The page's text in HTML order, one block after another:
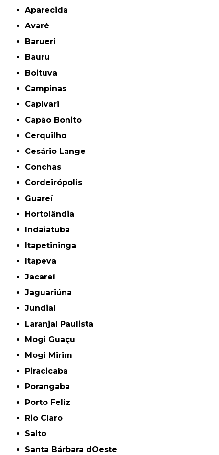
Aparecida
Avaré
Barueri
Bauru
Boituva
Campinas
Capivari
Capão Bonito
Cerquilho
Cesário Lange
Conchas
Cordeirópolis
Guareí
Hortolândia
Indaiatuba
Itapetininga
Itapeva
Jacareí
Jaguariúna
Jundiaí
Laranjal Paulista
Mogi Guaçu
Mogi Mirim
Piracicaba
Porangaba
Porto Feliz
Rio Claro
Salto
Santa Bárbara dOeste